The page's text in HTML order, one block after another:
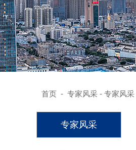
首页 - 专家风采 - 专家风采
专家风采